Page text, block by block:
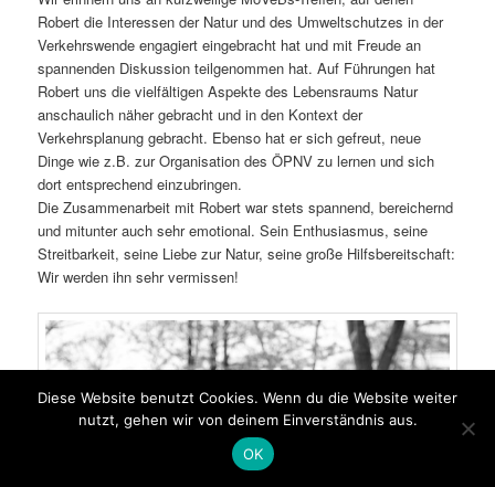
Robert die Interessen der Natur und des Umweltschutzes in der
Verkehrswende engagiert eingebracht hat und mit Freude an
spannenden Diskussion teilgenommen hat. Auf Führungen hat
Robert uns die vielfältigen Aspekte des Lebensraums Natur
anschaulich näher gebracht und in den Kontext der
Verkehrsplanung gebracht. Ebenso hat er sich gefreut, neue
Dinge wie z.B. zur Organisation des ÖPNV zu lernen und sich
dort entsprechend einzubringen.
Die Zusammenarbeit mit Robert war stets spannend, bereichernd
und mitunter auch sehr emotional. Sein Enthusiasmus, seine
Streitbarkeit, seine Liebe zur Natur, seine große Hilfsbereitschaft:
Wir werden ihn sehr vermissen!
Diese Website benutzt Cookies. Wenn du die Website weiter
nutzt, gehen wir von deinem Einverständnis aus.
OK